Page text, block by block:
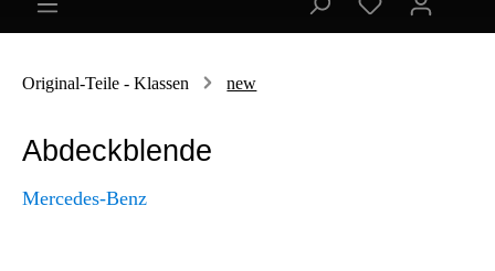
Original-Teile - Klassen new
Abdeckblende
Mercedes-Benz